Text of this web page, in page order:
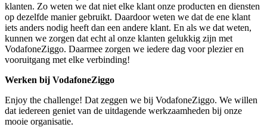
klanten. Zo weten we dat niet elke klant onze producten en diensten
op dezelfde manier gebruikt. Daardoor weten we dat de ene klant
iets anders nodig heeft dan een andere klant. En als we dat weten,
kunnen we zorgen dat echt al onze klanten gelukkig zijn met
VodafoneZiggo. Daarmee zorgen we iedere dag voor plezier en
vooruitgang met elke verbinding!
Werken bij VodafoneZiggo
Enjoy the challenge! Dat zeggen we bij VodafoneZiggo. We willen
dat iedereen geniet van de uitdagende werkzaamheden bij onze
mooie organisatie.